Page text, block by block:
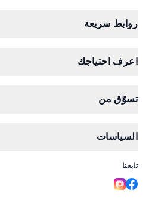
روابط سريعة
المنتجات
المقالات
من نحن
لماذا تثق بنا
اعرف احتياجك
حديد للحمل
دورة غزيرة والحديد
كوباسكور
تسوّق من
نون
السياسات
سياسة الخصوصية
تابعنا